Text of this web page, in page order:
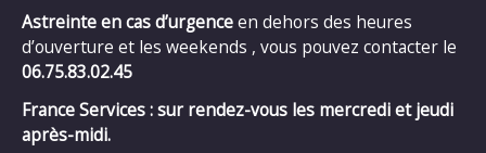
Astreinte en cas d’urgenceen dehors des heures
d’ouverture et les weekends , vous pouvez contacter le
06.75.83.02.45
France Services : sur rendez-vous les mercredi et jeudi
après-midi.